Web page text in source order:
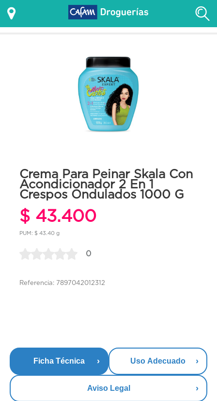
Crema Para Peinar Skala Con
Acondicionador 2 En 1
Crespos Ondulados 1000 G
$ 43.400
PUM: $ 43.40 g
0
Referencia: 7897042012312
Ficha Técnica Uso Adecuado
Aviso Legal